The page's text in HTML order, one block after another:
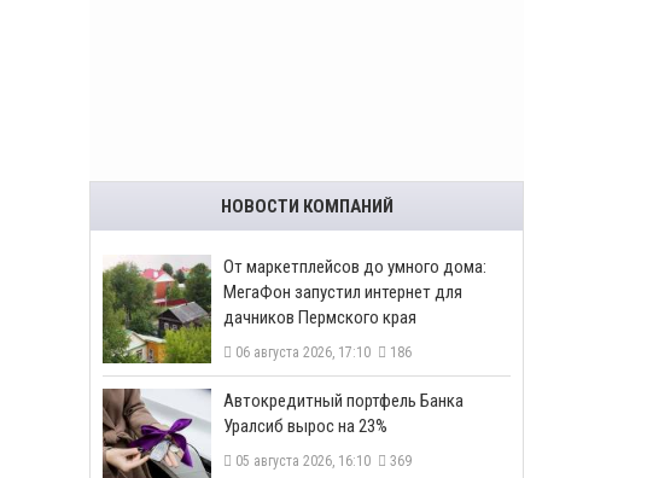
НОВОСТИ КОМПАНИЙ
От маркетплейсов до умного дома:
МегаФон запустил интернет для
дачников Пермского края
06 августа 2026, 17:10 186
​Автокредитный портфель Банка
Уралсиб вырос на 23%
05 августа 2026, 16:10 369